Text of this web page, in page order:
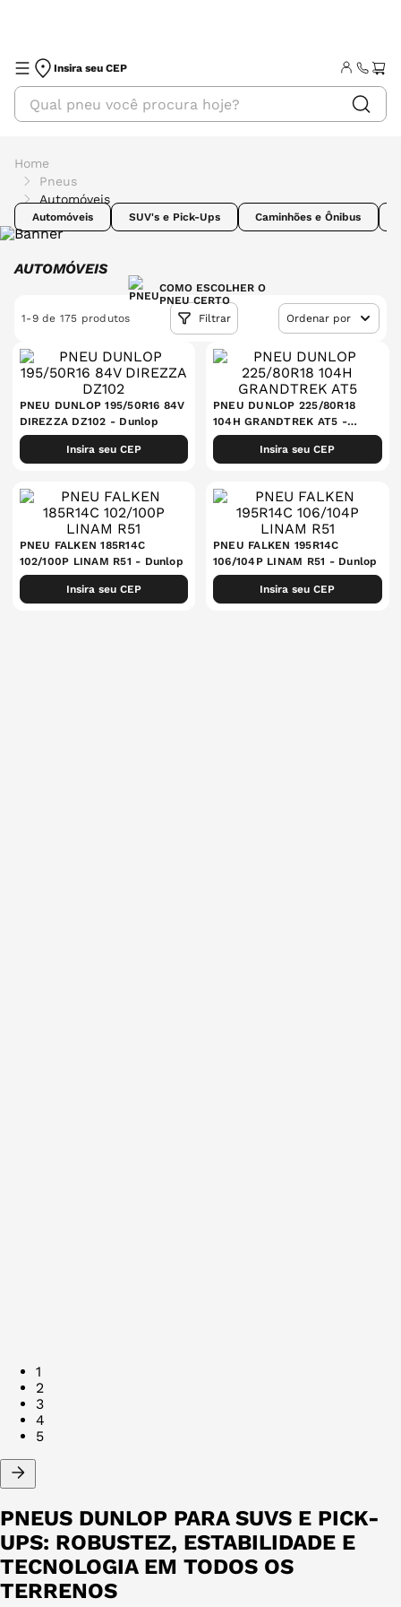
Insira seu CEP
pneus
automóveis
Automóveis SUV's e Pick-Ups Caminhões e Ônibus
COMO ESCOLHER O
PNEU CERTO
AUTOMÓVEIS
1-9de 175 produtos Filtrar Ordenar por
PNEU DUNLOP 195/50R16 84V
DIREZZA DZ102 - Dunlop
Insira seu CEP
PNEU DUNLOP 225/80R18
104H GRANDTREK AT5 -
Dunlop
Insira seu CEP
PNEU FALKEN 185R14C
102/100P LINAM R51 - Dunlop
Insira seu CEP
PNEU FALKEN 195R14C
106/104P LINAM R51 - Dunlop
Insira seu CEP
1
2
3
4
5
PNEUS DUNLOP PARA SUVS E PICK-
UPS: ROBUSTEZ, ESTABILIDADE E
TECNOLOGIA EM TODOS OS
TERRENOS